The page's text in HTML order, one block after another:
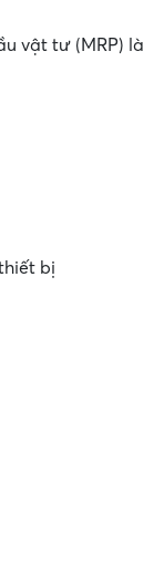
vật tư (MRP) là
bị